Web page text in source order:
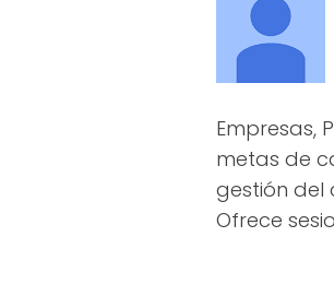
Empresas,
metas de
gestión del
Ofrece